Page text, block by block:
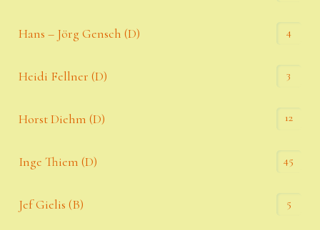
Hans – Jörg Gensch (D) 4
Heidi Fellner (D) 3
Horst Diehm (D) 12
Inge Thiem (D) 45
Jef Gielis (B) 5